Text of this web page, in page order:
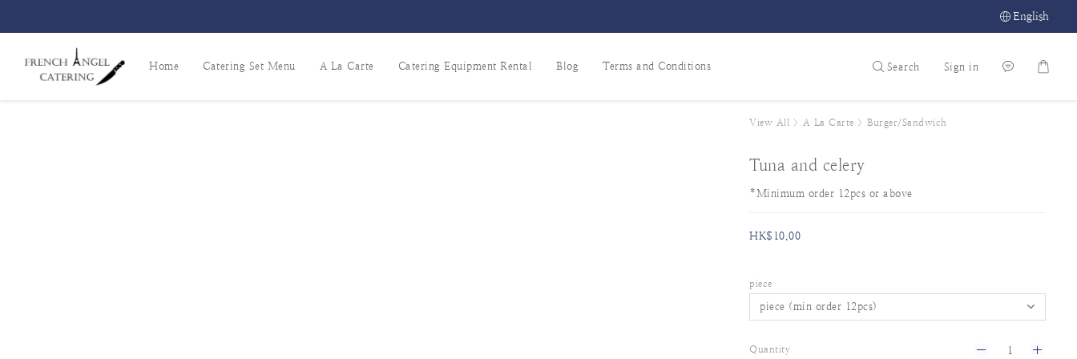
English
Home Catering Set Menu A La Carte Catering Equipment Rental Blog Terms and Conditions Search Sign in
View All > A La Carte > Burger/Sandwich
Tuna and celery
*Minimum order 12pcs or above
HK$10.00
piece
Quantity